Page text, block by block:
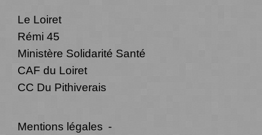
Le Loiret
Rémi 45
Ministère Solidarité Santé
CAF du Loiret
CC Du Pithiverais
Mentions légales -